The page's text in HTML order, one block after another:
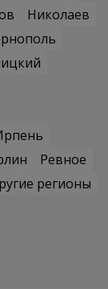
Николаев
Ревное
регионы